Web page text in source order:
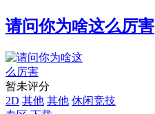
请问你为啥这么厉害
暂未评分
2D 其他 其他 休闲竞技